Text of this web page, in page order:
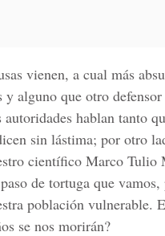
vienen, a cual más
y alguno que otro
hablan tanto
sin lástima; por otro
científico Marco Tulio
de tortuga que vamos,
población vulnerable.
se nos morirán?